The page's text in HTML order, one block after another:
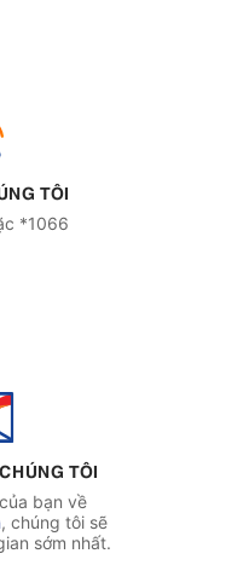
TÔI
*1066
TÔI
bạn về
, chúng tôi sẽ
sớm nhất.